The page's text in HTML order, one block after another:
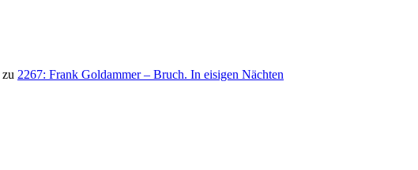
zu 2267: Frank Goldammer – Bruch. In eisigen Nächten